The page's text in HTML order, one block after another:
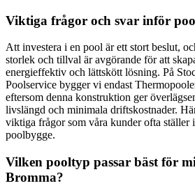
Viktiga frågor och svar inför
Att investera i en pool är ett stort beslut,
storlek och tillval är avgörande för att
energieffektiv och lättskött lösning. På
Poolservice bygger vi endast
eftersom denna konstruktion ger
livslängd och minimala driftskostnader.
viktiga frågor som våra kunder ofta ställer
poolbygge.
Vilken pooltyp passar bäst för
Bromma?